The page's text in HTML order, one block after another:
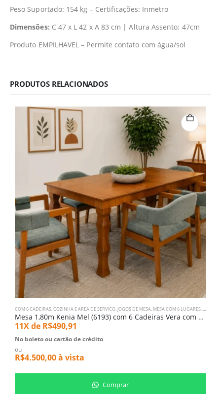
Peso Suportado: 154 kg – Certificações: Inmetro
Dimensões: C 47 x L 42 x A 83 cm | Altura Assento: 47cm
Produto EMPILHAVEL – Permite contato com água/sol
PRODUTOS RELACIONADOS
COM 6 CADEIRAS,COZINHA E AREA DE SERVICO, JOGOS DE MESA, MESA COM 6 LUGARES,SALA
Mesa 1,80m Kenia Mel (6193) com 6 Cadeiras Vera com Braço (2914)
11X de R$490,91
No boleto ou cartão de crédito
ou
R$4.500,00à vista
Comprar